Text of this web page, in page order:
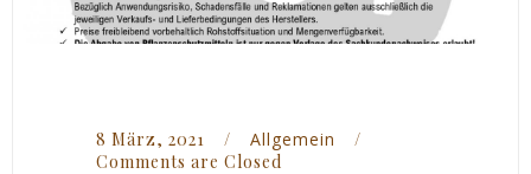
8 März, 2021 / Allgemein
/
Comments are Closed